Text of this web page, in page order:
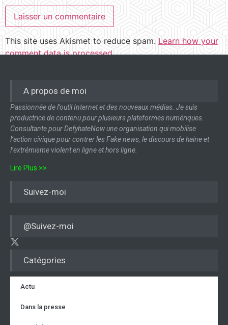
This site uses Akismet to reduce spam. Learn how your
comment data is processed.
Catégories
Actu
Dans la presse
A propos de moi
Passionnée de l’outil Internet et des nouveaux médias. Je suis
productrice de contenu pour plusieurs plateformes numériques.
Consultante pour DefyhateNow une organisation qui mobilise
l’action civique pour contrer les Fake news, le discours de haine et
l’extrémisme violent en ligne et hors ligne.
Lire Plus >>
Suivez-moi
@Suivez-moi